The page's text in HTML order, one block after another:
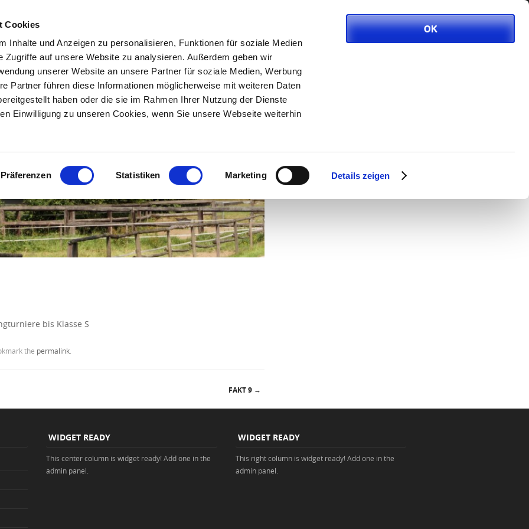
Cookies
Inhalte und Anzeigen zu personalisieren, Funktionen für soziale Medien
Zugriffe auf unsere Website zu analysieren. Außerdem geben wir
unserer Website an unsere Partner für soziale Medien, Werbung
Partner führen diese Informationen möglicherweise mit weiteren Daten
haben oder die sie im Rahmen Ihrer Nutzung der Dienste
Einwilligung zu unseren Cookies, wenn Sie unsere Webseite weiterhin
Präferenzen Statistiken Marketing Details zeigen
OK
Menu
SKIP TO CONTENT IMPRESSUM
bis Klasse S
the permalink.
FAKT 9 →
VERANSTALTUNGEN
WIDGET READY
This center column is widget ready! Add one in the
admin panel.
WIDGET READY
This right column is widget ready! Add one in the
admin panel.